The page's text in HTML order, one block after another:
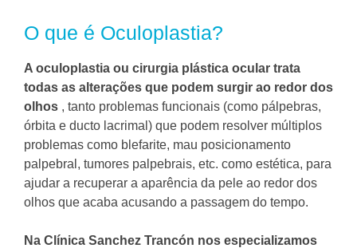
O que é Oculoplastia?
A oculoplastia ou cirurgia plástica ocular trata
todas as alterações que podem surgir ao redor dos
olhos , tanto problemas funcionais (como pálpebras,
órbita e ducto lacrimal) que podem resolver múltiplos
problemas como blefarite, mau posicionamento
palpebral, tumores palpebrais, etc. como estética, para
ajudar a recuperar a aparência da pele ao redor dos
olhos que acaba acusando a passagem do tempo.
Na Clínica Sanchez Trancón nos especializamos